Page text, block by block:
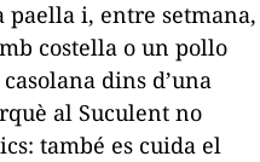
paella i, entre setmana,
costella o un pollo
dins d’una
al Suculent no
també es cuida el